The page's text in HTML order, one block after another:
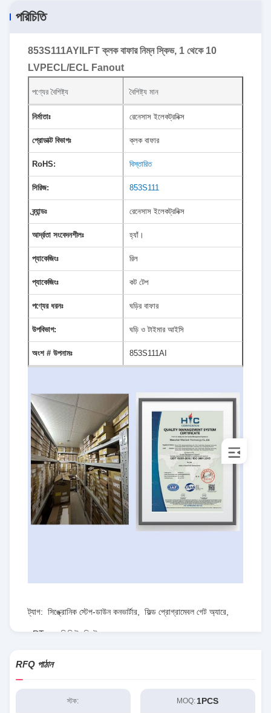
পরিচিতি
853S111AYILFT ক্লক বাফার নিম্ন স্কিভ, 1 থেকে 10
LVPECL/ECL Fanout
পণ্যের বৈশিষ্ট্য বৈশিষ্ট্য মান
নির্মাতাঃ রেনেসাস ইলেকট্রনিক্স
প্রোডাক্ট বিভাগঃ ক্লক বাফার
RoHS: বিস্তারিত
সিরিজ: 853S111
ব্র্যান্ডঃ রেনেসাস ইলেকট্রনিক্স
আর্দ্রতা সংবেদনশীলঃ হ্যাঁ।
প্যাকেজিংঃ রিল
প্যাকেজিংঃ কট টেপ
পণ্যের ধরনঃ ঘড়ির বাফার
উপবিভাগ: ঘড়ি ও টাইমার আইসি
অংশ # উপনামঃ 853S111AI
ট্যাগ: সিঙ্ক্রোনিক স্টেপ-ডাউন কনভার্টার ফিল্ড প্রোগ্রামেবল গেট অ্যারে
RT৮০৭৭জিকিউডব্লিউ
RFQ পাঠান
স্টক: MOQ: 1PCS